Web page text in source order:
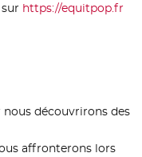
https://equitpop.fr
découvrirons des
affronterons lors